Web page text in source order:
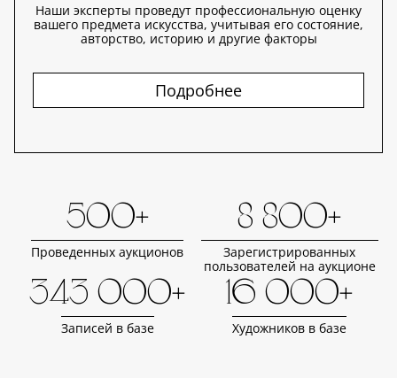
Наши эксперты проведут профессиональную оценку
вашего предмета искусства, учитывая его состояние,
авторство, историю и другие факторы
Подробнее
500+
Проведенных аукционов
8 800+
Зарегистрированных
пользователей на аукционе
343 000+
Записей в базе
16 000+
Художников в базе